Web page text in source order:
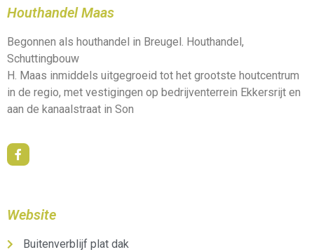
Houthandel Maas
Begonnen als houthandel in Breugel. Houthandel,
Schuttingbouw
H. Maas inmiddels uitgegroeid tot het grootste houtcentrum
in de regio, met vestigingen op bedrijventerrein Ekkersrijt en
aan de kanaalstraat in Son
Website
Buitenverblijf plat dak